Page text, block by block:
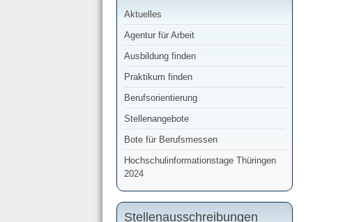
Aktuelles
Agentur für Arbeit
Ausbildung finden
Praktikum finden
Berufsorientierung
Stellenangebote
Bote für Berufsmessen
Hochschulinformationstage Thüringen
2024
Stellenausschreibungen